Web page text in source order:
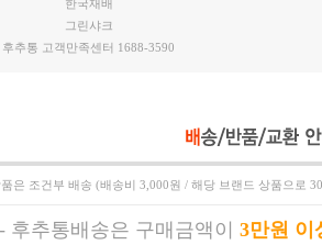
한국재배
그린샤크
후추통 고객만족센터 1688-3590
은 조건부 배송 (배송비 3,000원 / 해당 브랜드 상품으로
- 후추통배송은 구매금액이
3만원 이